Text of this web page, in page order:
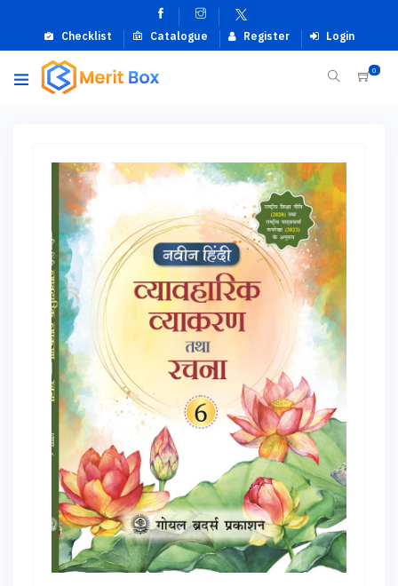
Checklist Catalogue Register Login
0